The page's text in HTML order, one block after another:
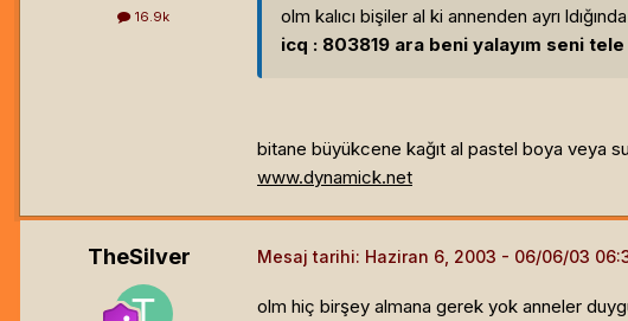
16.9k
olm kalıcı bişiler al ki annenden ayrı
icq : 803819 ara beni yalayım seni
bitane büyükcene kağıt al pastel boya veya
www.dynamick.net
TheSilver Mesaj tarihi: Haziran 6, 2003
olm hiç birşey almana gerek yok anneler